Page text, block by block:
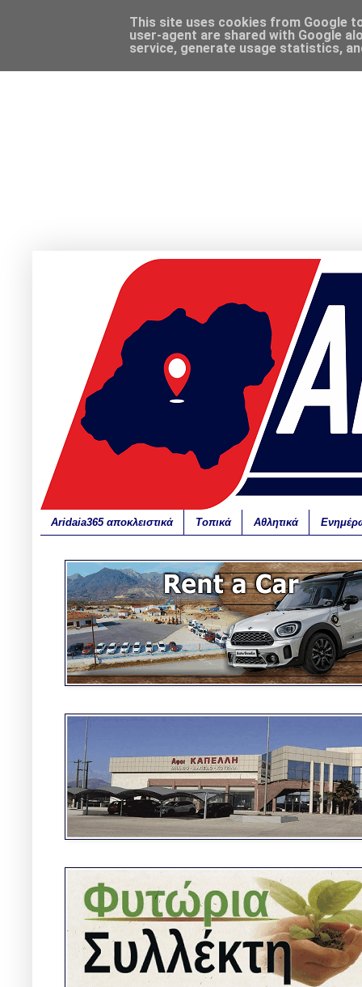
Aridaia365 αποκλειστικά Τοπικά Αθλητικά
This site uses cookies from Google
user-agent are shared with Google
service, generate usage statistics,